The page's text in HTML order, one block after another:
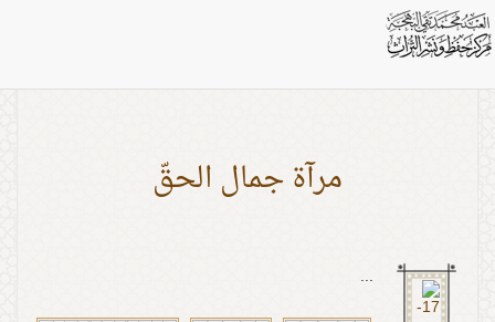
بطاقات: المحبة
مرآة جمال الحقّ
...